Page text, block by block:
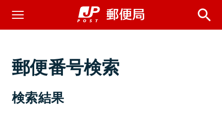
郵便番号検索
検索結果